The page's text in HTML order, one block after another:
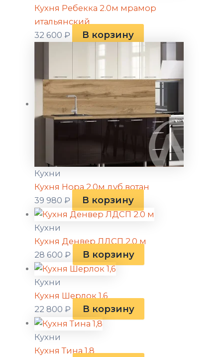
Кухня Ребекка 2.0м мрамор
итальянский
32 600₽ В корзину
Кухни
Кухня Нора 2.0м дуб вотан
39 980₽ В корзину
Кухни
Кухня Денвер ЛДСП 2.0 м
28 600₽ В корзину
Кухни
Кухня Шерлок 1,6
22 800₽ В корзину
Кухни
Кухня Тина 1,8